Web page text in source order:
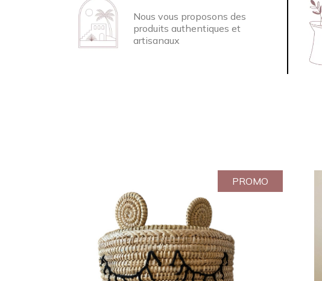
Nous vous proposons des
produits authentiques et
artisanaux
PROMO